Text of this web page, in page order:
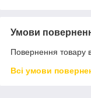
Умови
Повернення товару
Всі умови